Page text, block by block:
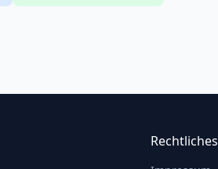
Rechtliches